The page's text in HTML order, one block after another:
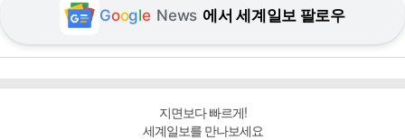
Google News 에서 세계일보 팔로우
지면보다 빠르게!
세계일보를 만나보세요